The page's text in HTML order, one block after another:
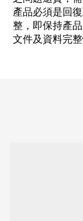
產品必須是回
整，即保持產
文件及資料完整